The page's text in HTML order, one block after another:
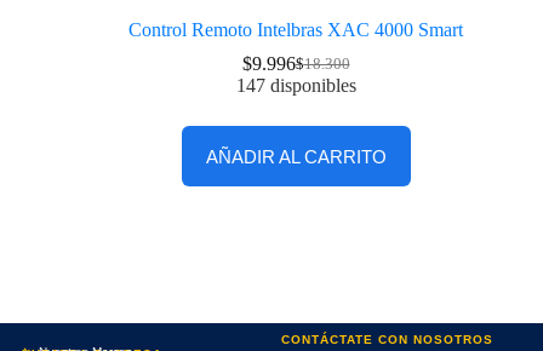
Control Remoto Intelbras XAC 4000 Smart
$18.300
$9.996
147 disponibles
AÑADIR AL CARRITO
CONTÁCTATE CON NOSOTROS